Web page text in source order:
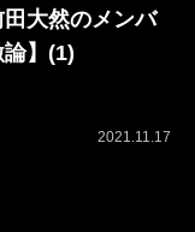
田大然のメンバ
】(1)
2021.11.17